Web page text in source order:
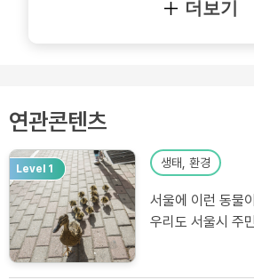
더보기
연관콘텐츠
Level 1 생태, 환경
서울에 이런 동물
우리도 서울시 주